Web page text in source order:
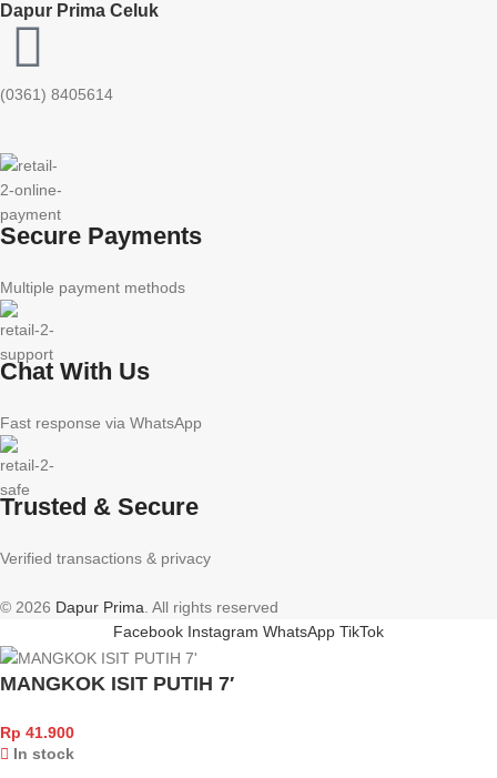
Dapur Prima Celuk
(0361) 8405614
Secure Payments
Multiple payment methods
Chat With Us
Fast response via WhatsApp
Trusted & Secure
Verified transactions & privacy
© 2026 Dapur Prima. All rights reserved
Facebook Instagram WhatsApp TikTok
MANGKOK ISIT PUTIH 7′
Rp 41.900
In stock